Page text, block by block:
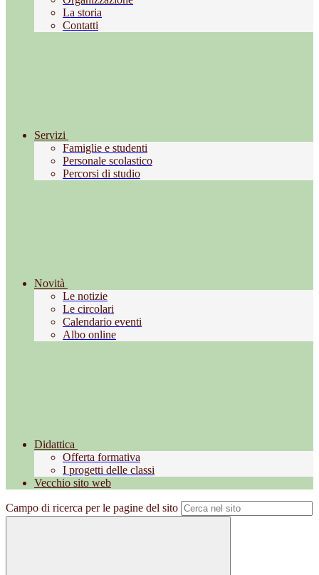
La storia
Contatti
Servizi
Famiglie e studenti
Personale scolastico
Percorsi di studio
Novità
Le notizie
Le circolari
Calendario eventi
Albo online
Didattica
Offerta formativa
I progetti delle classi
Vecchio sito web
Campo di ricerca per le pagine del sito